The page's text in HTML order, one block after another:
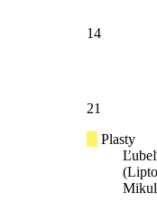
14
21
Plasty